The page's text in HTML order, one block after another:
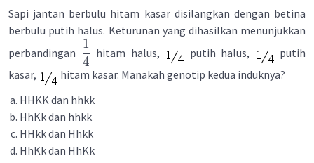
Sapi jantan berbulu hitam kasar disilangkan dengan betina
berbulu putih halus. Keturunan yang dihasilkan menunjukkan
perbandingan
4
1
hitam halus, putih halus,
putih
kasar,
hitam kasar. Manakah genotip kedua induknya?
HHKK dan hhkk
HhKk dan hhkk
HHkk dan Hhkk
HhKk dan HhKk